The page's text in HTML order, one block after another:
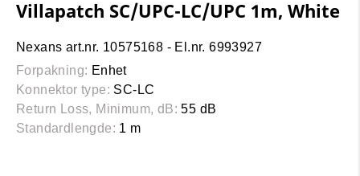
Villapatch SC/UPC-LC/UPC 1m, White
Nexans art.nr. 10575168 - El.nr. 6993927
Forpakning: Enhet
Konnektor type: SC-LC
Return Loss, Minimum, dB: 55 dB
Standardlengde: 1 m